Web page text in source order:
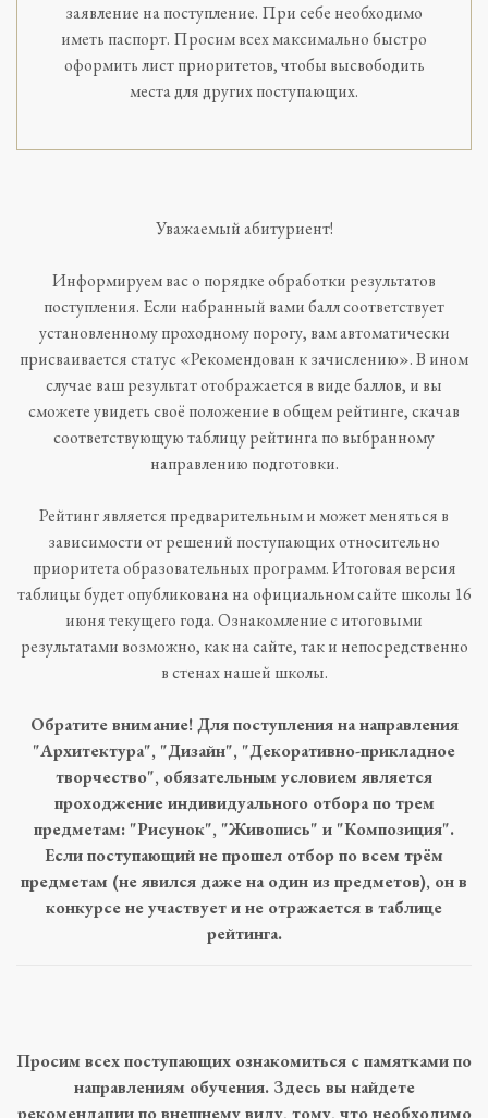
заявление на поступление. При себе необходимо
иметь паспорт. Просим всех максимально быстро
оформить лист приоритетов, чтобы высвободить
места для других поступающих.
Уважаемый абитуриент!
Информируем вас о порядке обработки результатов
поступления. Если набранный вами балл соответствует
установленному проходному порогу, вам автоматически
присваивается статус «Рекомендован к зачислению». В ином
случае ваш результат отображается в виде баллов, и вы
сможете увидеть своё положение в общем рейтинге, скачав
соответствующую таблицу рейтинга по выбранному
направлению подготовки.
Рейтинг является предварительным и может меняться в
зависимости от решений поступающих относительно
приоритета образовательных программ. Итоговая версия
таблицы будет опубликована на официальном сайте школы 16
июня текущего года. Ознакомление с итоговыми
результатами возможно, как на сайте, так и непосредственно
в стенах нашей школы.
Обратите внимание! Для поступления на направления
"Архитектура", "Дизайн", "Декоративно-прикладное
творчество", обязательным условием является
проходжение индивидуального отбора по трем
предметам: "Рисунок", "Живопись" и "Композиция".
Если поступающий не прошел отбор по всем трём
предметам (не явился даже на один из предметов), он в
конкурсе не участвует и не отражается в таблице
рейтинга.
Просим всех поступающих ознакомиться с памятками по
направлениям обучения. Здесь вы найдете
рекомендации по внешнему виду, тому, что необходимо